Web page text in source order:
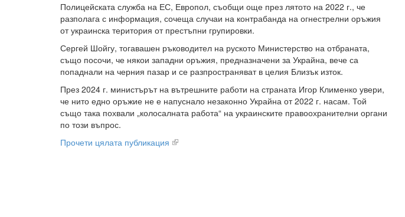
Полицейската служба на ЕС, Европол, съобщи още през лятото на 2022 г., че
разполага с информация, сочеща случаи на контрабанда на огнестрелни оръжия
от украинска територия от престъпни групировки.
Сергей Шойгу, тогавашен ръководител на руското Министерство на отбраната,
също посочи, че някои западни оръжия, предназначени за Украйна, вече са
попаднали на черния пазар и се разпространяват в целия Близък изток.
През 2024 г. министърът на вътрешните работи на страната Игор Клименко увери,
че нито едно оръжие не е напуснало незаконно Украйна от 2022 г. насам. Той
също така похвали „колосалната работа“ на украинските правоохранителни органи
по този въпрос.
Прочети цялата публикация